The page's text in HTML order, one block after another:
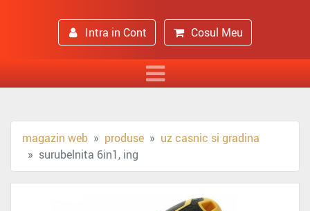
Intra in Cont Cosul Meu
magazin web produse
uz casnic si gradina
surubelnita 6in1, ing